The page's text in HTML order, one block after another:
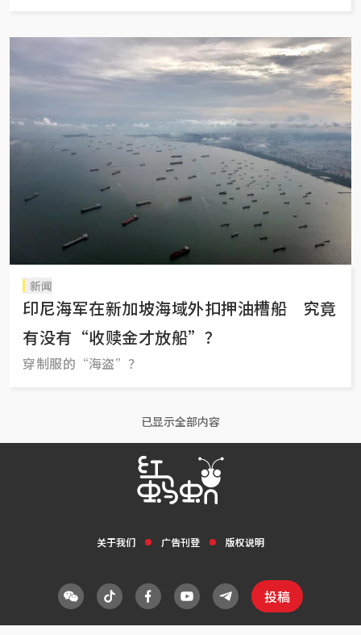
新闻
印尼海军在新加坡海域外扣押油槽船 究竟
有没有“收赎金才放船”？
穿制服的“海盗”？
已显示全部内容
关于我们 广告刊登 版权说明
投稿